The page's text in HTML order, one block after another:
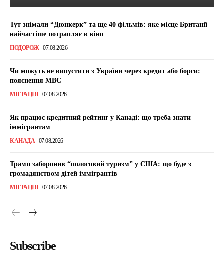
Тут знімали “Дюнкерк” та ще 40 фільмів: яке місце Британії
найчастіше потрапляє в кіно
ПОДОРОЖ 07.08.2026
Чи можуть не випустити з України через кредит або борги:
пояснення МВС
МІГРАЦІЯ 07.08.2026
Як працює кредитний рейтинг у Канаді: що треба знати
іммігрантам
КАНАДА 07.08.2026
Трамп заборонив “пологовий туризм” у США: що буде з
громадянством дітей іммігрантів
МІГРАЦІЯ 07.08.2026
Subscribe